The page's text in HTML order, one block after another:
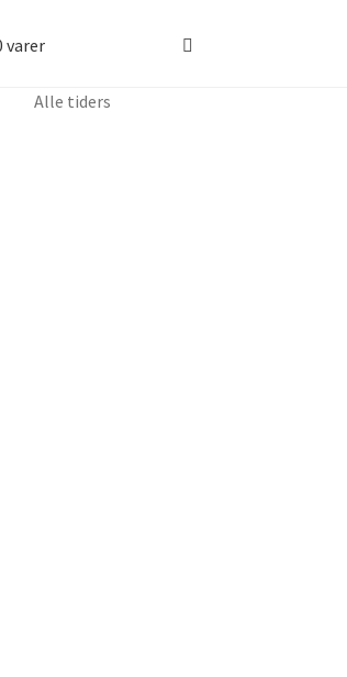
varer
Alle tiders